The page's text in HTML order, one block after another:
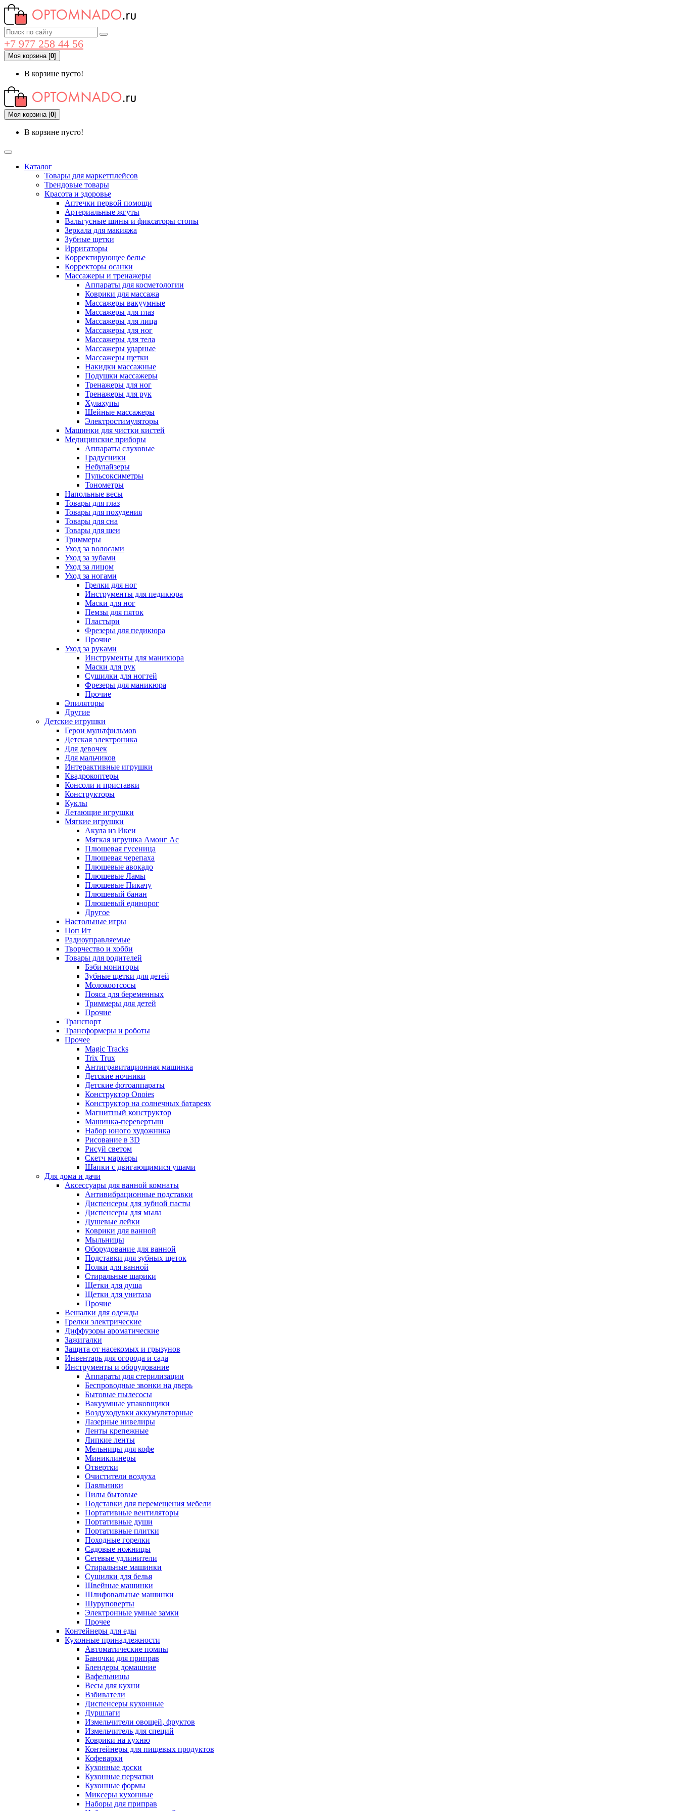
+7 977 258 44 56
Моя корзина[0]
В корзине пусто!
Моя корзина[0]
В корзине пусто!
Каталог
Товары для маркетплейсов
Трендовые товары
Красота и здоровье
Аптечки первой помощи
Артериальные жгуты
Вальгусные шины и фиксаторы стопы
Зеркала для макияжа
Зубные щетки
Ирригаторы
Корректирующее белье
Корректоры осанки
Массажеры и тренажеры
Аппараты для косметологии
Коврики для массажа
Массажеры вакуумные
Массажеры для глаз
Массажеры для лица
Массажеры для ног
Массажеры для тела
Массажеры ударные
Массажеры щетки
Накидки массажные
Подушки массажеры
Тренажеры для ног
Тренажеры для рук
Хулахупы
Шейные массажеры
Электростимуляторы
Машинки для чистки кистей
Медицинские приборы
Аппараты слуховые
Градусники
Небулайзеры
Пульсоксиметры
Тонометры
Напольные весы
Товары для глаз
Товары для похудения
Товары для сна
Товары для шеи
Триммеры
Уход за волосами
Уход за зубами
Уход за лицом
Уход за ногами
Грелки для ног
Инструменты для педикюра
Маски для ног
Пемзы для пяток
Пластыри
Фрезеры для педикюра
Прочие
Уход за руками
Инструменты для маникюра
Маски для рук
Сушилки для ногтей
Фрезеры для маникюра
Прочие
Эпиляторы
Другие
Детские игрушки
Герои мультфильмов
Детская электроника
Для девочек
Для мальчиков
Интерактивные игрушки
Квадрокоптеры
Консоли и приставки
Конструкторы
Куклы
Летающие игрушки
Мягкие игрушки
Акула из Икеи
Мягкая игрушка Амонг Ас
Плюшевая гусеница
Плюшевая черепаха
Плюшевые авокадо
Плюшевые Ламы
Плюшевые Пикачу
Плюшевый банан
Плюшевый единорог
Другое
Настольные игры
Поп Ит
Радиоуправляемые
Творчество и хобби
Товары для родителей
Бэби мониторы
Зубные щетки для детей
Молокоотсосы
Пояса для беременных
Триммеры для детей
Прочие
Транспорт
Трансформеры и роботы
Прочее
Magic Tracks
Trix Trux
Антигравитационная машинка
Детские ночники
Детские фотоаппараты
Конструктор Onoies
Конструктор на солнечных батареях
Магнитный конструктор
Машинка-перевертыш
Набор юного художника
Рисование в 3D
Рисуй светом
Скетч маркеры
Шапки с двигающимися ушами
Для дома и дачи
Аксессуары для ванной комнаты
Антивибрационные подставки
Диспенсеры для зубной пасты
Диспенсеры для мыла
Душевые лейки
Коврики для ванной
Мыльницы
Оборудование для ванной
Подставки для зубных щеток
Полки для ванной
Стиральные шарики
Щетки для душа
Щетки для унитаза
Прочие
Вешалки для одежды
Грелки электрические
Диффузоры ароматические
Зажигалки
Защита от насекомых и грызунов
Инвентарь для огорода и сада
Инструменты и оборудование
Аппараты для стерилизации
Беспроводные звонки на дверь
Бытовые пылесосы
Вакуумные упаковщики
Воздуходувки аккумуляторные
Лазерные нивелиры
Ленты крепежные
Липкие ленты
Мельницы для кофе
Миниклинеры
Отвертки
Очистители воздуха
Паяльники
Пилы бытовые
Подставки для перемещения мебели
Портативные вентиляторы
Портативные души
Портативные плитки
Походные горелки
Садовые ножницы
Сетевые удлинители
Стиральные машинки
Сушилки для белья
Швейные машинки
Шлифовальные машинки
Шуруповерты
Электронные умные замки
Прочее
Контейнеры для еды
Кухонные принадлежности
Автоматические помпы
Баночки для приправ
Блендеры домашние
Вафельницы
Весы для кухни
Взбиватели
Диспенсеры кухонные
Дуршлаги
Измельчители овощей, фруктов
Измельчитель для специй
Коврики на кухню
Контейнеры для пищевых продуктов
Кофеварки
Кухонные доски
Кухонные перчатки
Кухонные формы
Миксеры кухонные
Наборы для приправ